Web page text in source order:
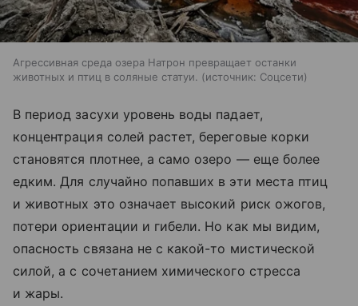
Агрессивная среда озера Натрон превращает останки
животных и птиц в соляные статуи.
источник: Соцсети
В период засухи уровень воды падает,
концентрация солей растет, береговые корки
становятся плотнее, а само озеро — еще более
едким. Для случайно попавших в эти места птиц
и животных это означает высокий риск ожогов,
потери ориентации и гибели. Но как мы видим,
опасность связана не с какой-то мистической
силой, а с сочетанием химического стресса
и жары.